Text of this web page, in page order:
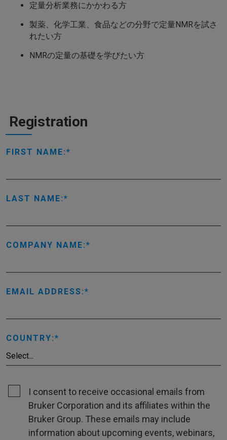
定量分析業務にかかわる方
製薬、化学工業、食品などの分野で定量NMRを試さ
れたい方
NMRの定量の基礎を学びたい方
Registration
FIRST NAME:
LAST NAME:
COMPANY NAME:
EMAIL ADDRESS:
COUNTRY:
I consent to receive occasional emails from
Bruker Corporation and its affiliates within the
Bruker Group. These emails may include
information about upcoming events, webinars,